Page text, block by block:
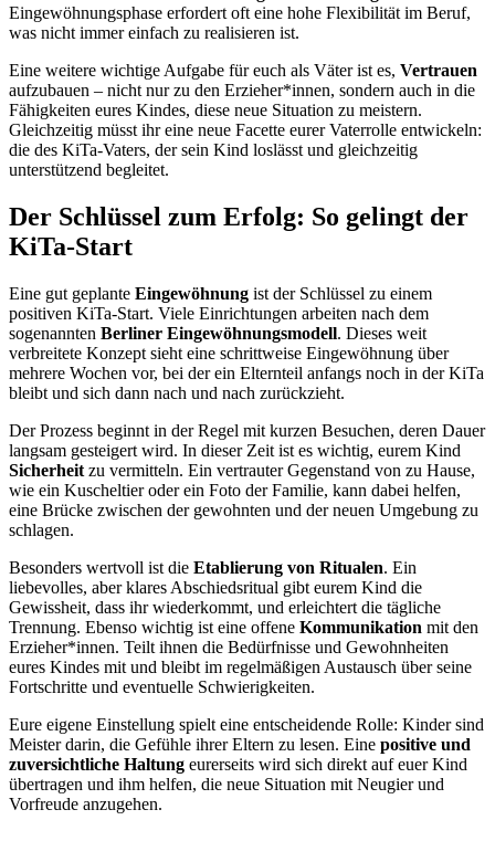
Eingewöhnungsphase erfordert oft eine hohe Flexibilität im Beruf,
was nicht immer einfach zu realisieren ist.
Eine weitere wichtige Aufgabe für euch als Väter ist es, Vertrauen
aufzubauen – nicht nur zu den Erzieher*innen, sondern auch in die
Fähigkeiten eures Kindes, diese neue Situation zu meistern.
Gleichzeitig müsst ihr eine neue Facette eurer Vaterrolle entwickeln:
die des KiTa-Vaters, der sein Kind loslässt und gleichzeitig
unterstützend begleitet.
Der Schlüssel zum Erfolg: So gelingt der
KiTa-Start
Eine gut geplante Eingewöhnung ist der Schlüssel zu einem
positiven KiTa-Start. Viele Einrichtungen arbeiten nach dem
sogenannten Berliner Eingewöhnungsmodell. Dieses weit
verbreitete Konzept sieht eine schrittweise Eingewöhnung über
mehrere Wochen vor, bei der ein Elternteil anfangs noch in der KiTa
bleibt und sich dann nach und nach zurückzieht.
Der Prozess beginnt in der Regel mit kurzen Besuchen, deren Dauer
langsam gesteigert wird. In dieser Zeit ist es wichtig, eurem Kind
Sicherheit zu vermitteln. Ein vertrauter Gegenstand von zu Hause,
wie ein Kuscheltier oder ein Foto der Familie, kann dabei helfen,
eine Brücke zwischen der gewohnten und der neuen Umgebung zu
schlagen.
Besonders wertvoll ist die Etablierung von Ritualen. Ein
liebevolles, aber klares Abschiedsritual gibt eurem Kind die
Gewissheit, dass ihr wiederkommt, und erleichtert die tägliche
Trennung. Ebenso wichtig ist eine offene Kommunikation mit den
Erzieher*innen. Teilt ihnen die Bedürfnisse und Gewohnheiten
eures Kindes mit und bleibt im regelmäßigen Austausch über seine
Fortschritte und eventuelle Schwierigkeiten.
Eure eigene Einstellung spielt eine entscheidende Rolle: Kinder sind
Meister darin, die Gefühle ihrer Eltern zu lesen. Eine positive und
zuversichtliche Haltung eurerseits wird sich direkt auf euer Kind
übertragen und ihm helfen, die neue Situation mit Neugier und
Vorfreude anzugehen.